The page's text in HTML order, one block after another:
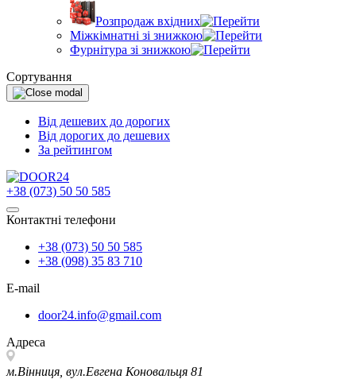
Розпродаж вхідних
Міжкімнатні зі знижкою
Фурнітура зі знижкою
Сортування
Від дешевих до дорогих
Від дорогих до дешевих
За рейтингом
+38 (073) 50 50 585
Контактні телефони
+38 (073) 50 50 585
+38 (098) 35 83 710
E-mail
door24.info@gmail.com
Адреса
м.Вінниця, вул.Евгена Коновальця 81